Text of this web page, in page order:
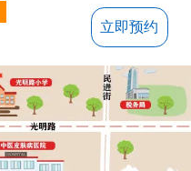
立即预约